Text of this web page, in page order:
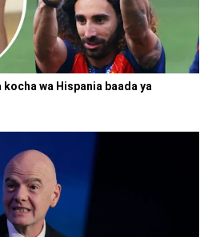
wa Hispania baada ya